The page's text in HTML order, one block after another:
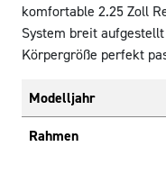
komfortable 2.25 Zoll
System breit
Körpergröße perfekt
Modelljahr
Rahmen